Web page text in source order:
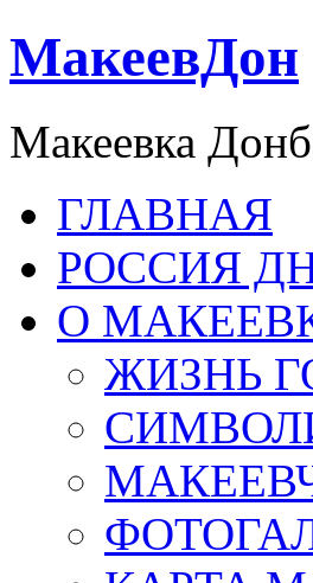
МакеевДон
Макеевка
ГЛАВНАЯ
РОССИЯ
О
ЖИЗНЬ